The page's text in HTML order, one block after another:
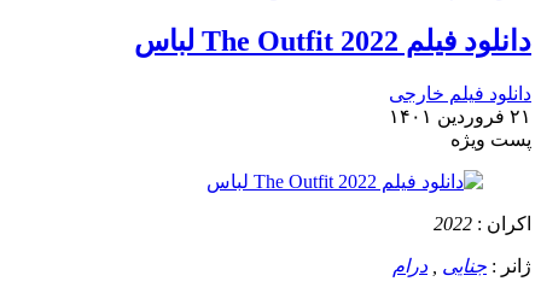
دانلود فیلم The Outfit 2022 لباس
دانلود فیلم خارجی
۲۱ فروردین ۱۴۰۱
پست ويژه
اکران : 2022
ژانر : جنایی درام